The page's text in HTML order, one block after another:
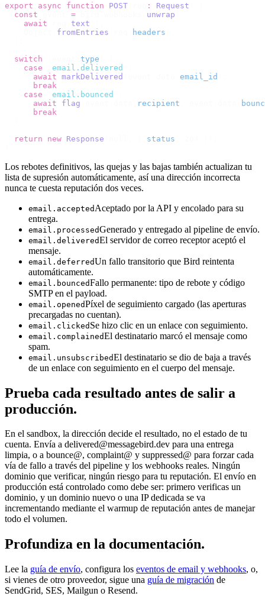
export async function POST : Request
  const
= unwrap
    await
text
fromEntries headers
  switch
type
    case
email.delivered
      await
markDelivered email_id
      break
    case
email.bounced
      await
flag recipient
      break
  return
new Response status
Los rebotes definitivos, las quejas y las bajas también actualizan tu
lista de supresión automáticamente, así una dirección incorrecta
nunca te cuesta reputación dos veces.
email.accepted Aceptado por la API y encolado para su
entrega.
email.processedGenerado y entregado al pipeline de envío.
email.deliveredEl servidor de correo receptor aceptó el
mensaje.
email.deferredUn fallo transitorio que Bird reintenta
automáticamente.
email.bouncedFallo permanente: tipo de rebote y código
SMTP en el payload.
email.openedPíxel de seguimiento cargado (las aperturas
precargadas no cuentan).
email.clicked Se hizo clic en un enlace con seguimiento.
email.complainedEl destinatario marcó el mensaje como
spam.
email.unsubscribedEl destinatario se dio de baja a través
de un enlace con seguimiento en el cuerpo del mensaje.
Prueba cada resultado antes de salir a
producción.
En el sandbox, la dirección decide el resultado, no el estado de tu
cuenta. Envía a delivered@messagebird.dev para una entrega
limpia, o a bounce@, complaint@ y suppressed@ para forzar cada
vía de fallo a través del pipeline y los webhooks reales. Ningún
dominio que verificar, ningún riesgo para tu reputación. El envío en
producción está controlado como debe ser: primero verificas un
dominio, y un dominio nuevo o una IP dedicada se va
incrementando mediante el warmup de reputación antes de manejar
todo el volumen.
Profundiza en la documentación.
Lee la guía de envío, configura los eventos de email y webhooks, o,
si vienes de otro proveedor, sigue una guía de migración de
SendGrid, SES, Mailgun o Resend.